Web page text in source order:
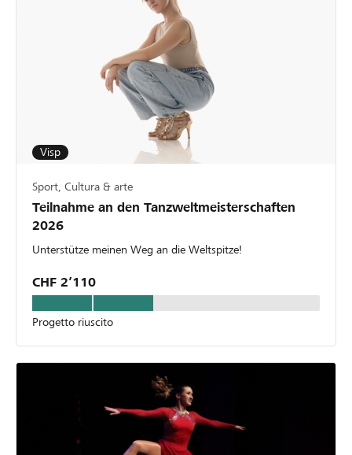
Visp
Sport, Cultura & arte
Teilnahme an den Tanzweltmeisterschaften
2026
Unterstütze meinen Weg an die Weltspitze!
CHF 2’110
Progetto riuscito